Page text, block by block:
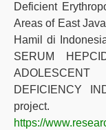
Deficient
Areas of East
Hamil di
SERUM
DEFICIENCY
project.
https://